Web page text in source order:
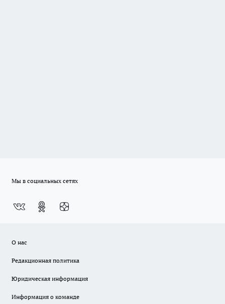
Мы в социальных сетях
О нас
Редакционная политика
Юридическая информация
Информация о команде